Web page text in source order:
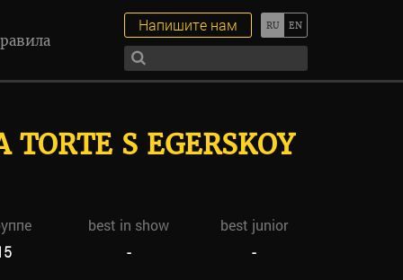
Напишите нам
S EGERSKOY
best in show
best junior
- -